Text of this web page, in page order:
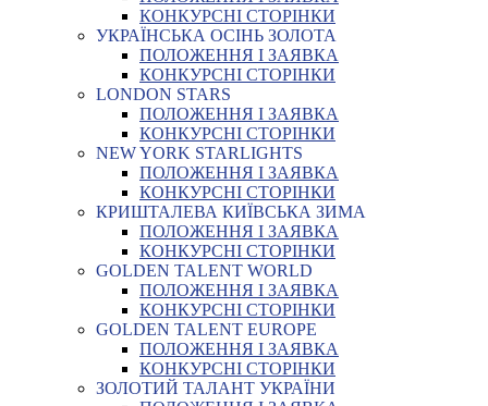
КОНКУРСНІ СТОРІНКИ
УКРАЇНСЬКА ОСІНЬ ЗОЛОТА
ПОЛОЖЕННЯ І ЗАЯВКА
КОНКУРСНІ СТОРІНКИ
LONDON STARS
ПОЛОЖЕННЯ І ЗАЯВКА
КОНКУРСНІ СТОРІНКИ
NEW YORK STARLIGHTS
ПОЛОЖЕННЯ І ЗАЯВКА
КОНКУРСНІ СТОРІНКИ
КРИШТАЛЕВА КИЇВСЬКА ЗИМА
ПОЛОЖЕННЯ І ЗАЯВКА
КОНКУРСНІ СТОРІНКИ
GOLDEN TALENT WORLD
ПОЛОЖЕННЯ І ЗАЯВКА
КОНКУРСНІ СТОРІНКИ
GOLDEN TALENT EUROPE
ПОЛОЖЕННЯ І ЗАЯВКА
КОНКУРСНІ СТОРІНКИ
ЗОЛОТИЙ ТАЛАНТ УКРАЇНИ